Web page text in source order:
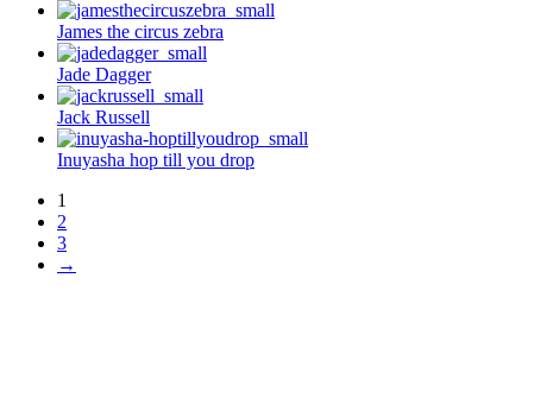
James the circus zebra
Jade Dagger
Jack Russell
Inuyasha hop till you drop
1
2
3
→